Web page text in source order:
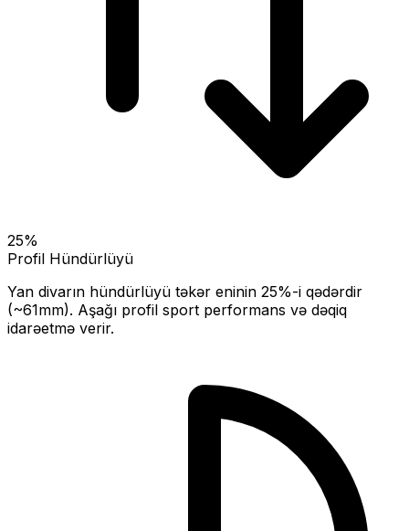
25%
Profil Hündürlüyü
Yan divarın hündürlüyü təkər eninin 25%-i qədərdir
(~61mm). Aşağı profil sport performans və dəqiq
idarəetmə verir.